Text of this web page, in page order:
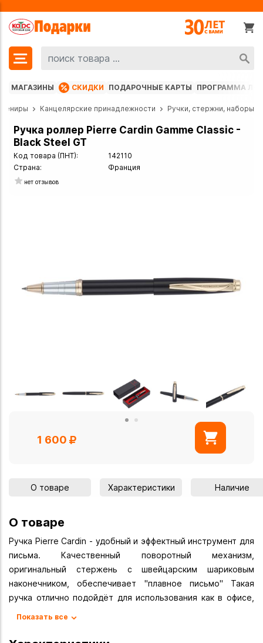
МАГАЗИНЫ СКИДКИ ПОДАРОЧНЫЕ КАРТЫ ПРОГРАММА
Канцелярские принадлежности Ручки, стержни, наборы
Ручка роллер Pierre Cardin Gamme Classic -
Black Steel GT
Код товара (ПНТ):
142110
Страна:
Франция
нет отзывов
1 600
О товаре Характеристики Наличие
О товаре
Ручка Pierre Cardin - удобный и эффектный инструмент для
письма. Качественный поворотный механизм,
оригинальный стержень с швейцарским шариковым
наконечником, обеспечивает "плавное письмо" Такая
ручка отлично подойдёт для использования как в офисе,
дополняющим ваш образ.
Показать все